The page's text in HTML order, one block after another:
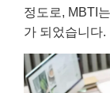
정도로, MBTI
가 되었습니다.